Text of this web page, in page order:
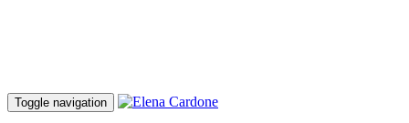
Toggle navigation